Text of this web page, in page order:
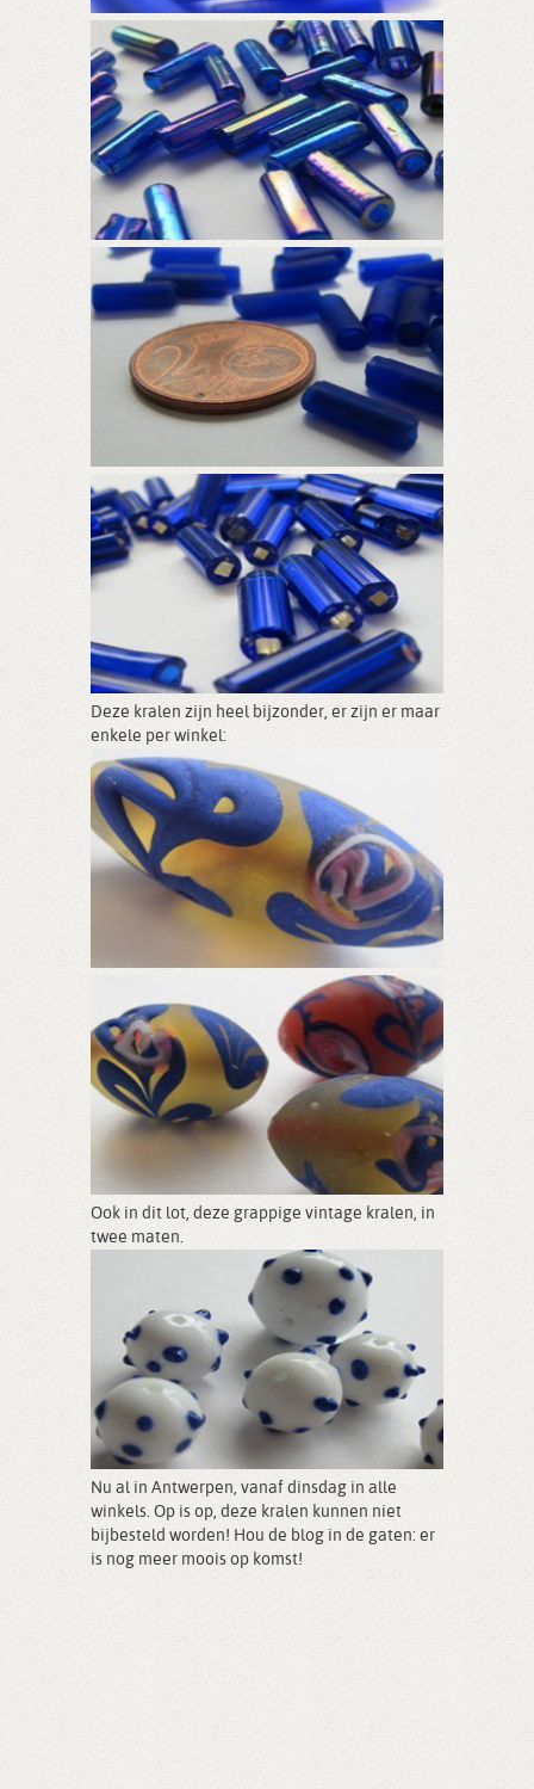
Deze kralen zijn heel bijzonder, er zijn er maar
enkele per winkel:
Ook in dit lot, deze grappige vintage kralen, in
twee maten.
Nu al in Antwerpen, vanaf dinsdag in alle
winkels. Op is op, deze kralen kunnen niet
bijbesteld worden! Hou de blog in de gaten: er
is nog meer moois op komst!